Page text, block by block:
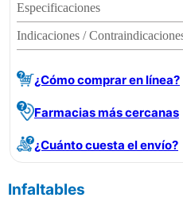
Especificaciones
Indicaciones /
¿Cómo comprar en línea?
Farmacias más cercanas
¿Cuánto cuesta el envío?
Infaltables